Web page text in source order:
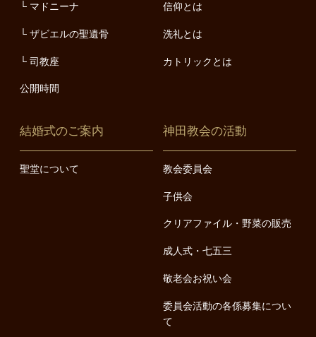
マドニーナ
ザビエルの聖遺骨
司教座
公開時間
信仰とは
洗礼とは
カトリックとは
結婚式のご案内
聖堂について
神田教会の活動
教会委員会
子供会
クリアファイル・野菜の販売
成人式・七五三
敬老会お祝い会
委員会活動の各係募集につい
て